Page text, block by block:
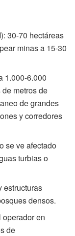
30-70 hectáreas
minas a 15-30
1.000-6.000
metros de
de grandes
y corredores
se ve afectado
turbias o
estructuras
densos.
en
de